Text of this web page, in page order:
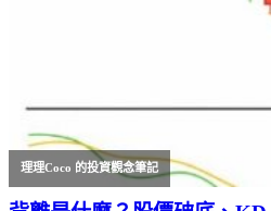
理理Coco 的投資觀念筆記